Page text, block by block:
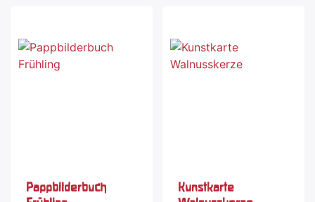
Pappbilderbuch
Kunstkarte